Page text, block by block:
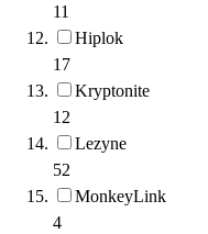
11
Hiplok
17
Kryptonite
12
Lezyne
52
MonkeyLink
4